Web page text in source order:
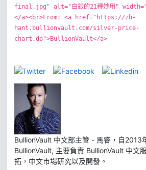
final.jpg" alt="白銀的21種妙用"
</a><br>From: <a href="https://zh-
hant.bullionvault.com/silver-price-
chart.do">BullionVault</a>
BullionVault 中文部主管 - 馬睿，自2013
BullionVault, 主要負責 BullionVault 中文
拓，中文市場研究以及開發。